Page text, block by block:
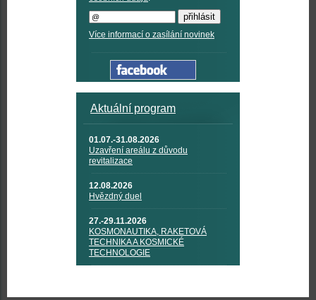
Více informací o zasílání novinek
Aktuální program
01.07.-31.08.2026
Uzavření areálu z důvodu
revitalizace
12.08.2026
Hvězdný duel
27.-29.11.2026
KOSMONAUTIKA, RAKETOVÁ
TECHNIKA A KOSMICKÉ
TECHNOLOGIE